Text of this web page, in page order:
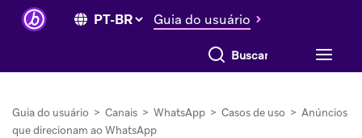
Guia do usuário
Buscar tudo
Guia do usuário > Canais > WhatsApp > Casos de uso > Anúncios
que direcionam ao WhatsApp